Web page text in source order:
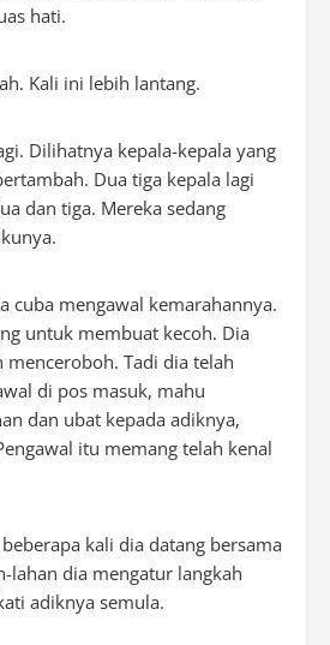
hati.
Kali ini lebih lantang.
Dilihatnya kepala-kepala yang
Dua tiga kepala lagi
dan tiga. Mereka sedang
cuba mengawal kemarahannya.
untuk membuat kecoh. Dia
Tadi dia telah
di pos masuk, mahu
dan ubat kepada adiknya,
itu memang telah kenal
kali dia datang bersama
lahan dia mengatur langkah
adiknya semula.